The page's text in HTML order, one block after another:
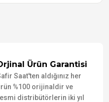
Ürün Garantisi
Saat'ten aldığınız her
%100 orijinaldir ve
distribütörlerin iki yıl